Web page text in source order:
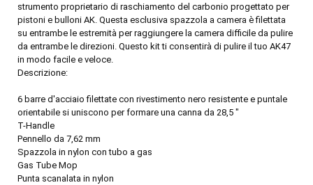
strumento proprietario di raschiamento del carbonio progettato per
pistoni e bulloni AK. Questa esclusiva spazzola a camera è filettata
su entrambe le estremità per raggiungere la camera difficile da pulire
da entrambe le direzioni. Questo kit ti consentirà di pulire il tuo AK47
in modo facile e veloce.
Descrizione:
6 barre d'acciaio filettate con rivestimento nero resistente e puntale
orientabile si uniscono per formare una canna da 28,5 "
T-Handle
Pennello da 7,62 mm
Spazzola in nylon con tubo a gas
Gas Tube Mop
Punta scanalata in nylon